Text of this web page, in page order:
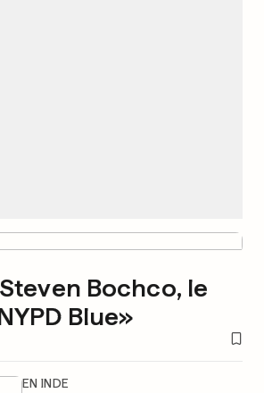
Bochco, le
Blue»
EN INDE